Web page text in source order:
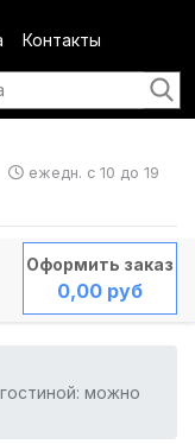
Контакты
ежедн. с 10 до 19
Оформить заказ
0,00 руб
можно